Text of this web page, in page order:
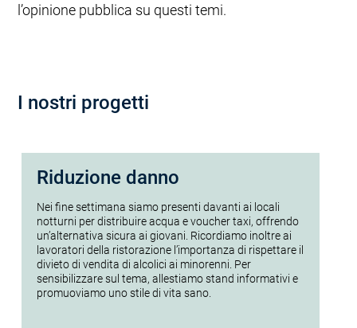
l’opinione pubblica su questi temi.
I nostri progetti
Riduzione danno
Nei fine settimana siamo presenti davanti ai locali
notturni per distribuire acqua e voucher taxi, offrendo
un’alternativa sicura ai giovani. Ricordiamo inoltre ai
lavoratori della ristorazione l’importanza di rispettare il
divieto di vendita di alcolici ai minorenni. Per
sensibilizzare sul tema, allestiamo stand informativi e
promuoviamo uno stile di vita sano.